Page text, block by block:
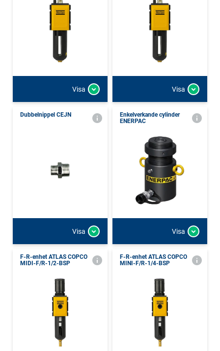
Visa Visa
Dubbelnippel CEJN
Visa
Enkelverkande cylinder
ENERPAC
Visa
F-R-enhet ATLAS COPCO
MIDI-F/R-1/2-BSP
F-R-enhet ATLAS COPCO
MINI-F/R-1/4-BSP